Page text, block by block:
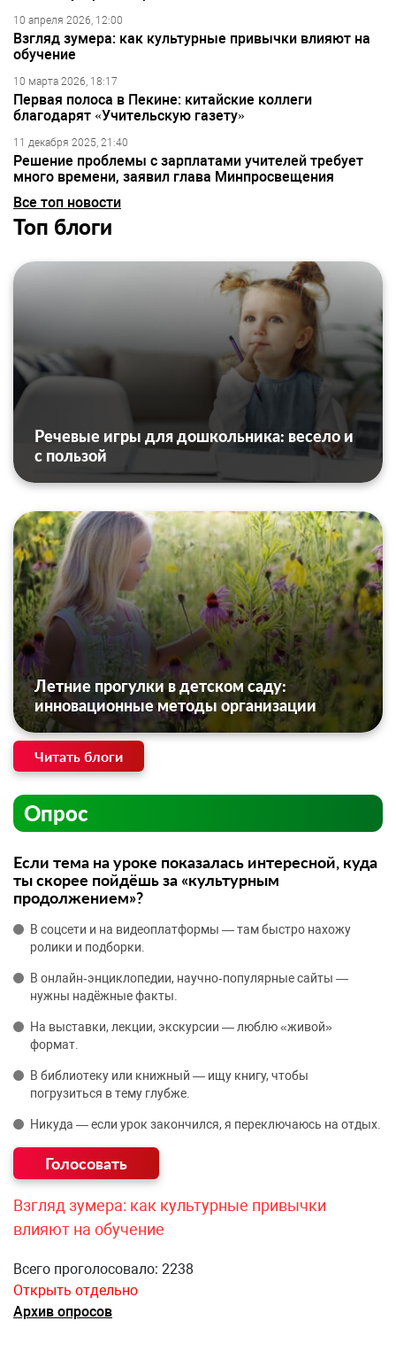
10 апреля 2026, 12:00
Взгляд зумера: как культурные привычки влияют на
обучение
10 марта 2026, 18:17
Первая полоса в Пекине: китайские коллеги
благодарят «Учительскую газету»
11 декабря 2025, 21:40
Решение проблемы с зарплатами учителей требует
много времени, заявил глава Минпросвещения
Все топ новости
Топ блоги
Речевые игры для дошкольника: весело и
с пользой
Летние прогулки в детском саду:
инновационные методы организации
Читать блоги
Опрос
Если тема на уроке показалась интересной, куда
ты скорее пойдёшь за «культурным
продолжением»?
В соцсети и на видеоплатформы — там быстро нахожу
ролики и подборки.
В онлайн‑энциклопедии, научно‑популярные сайты —
нужны надёжные факты.
На выставки, лекции, экскурсии — люблю «живой»
формат.
В библиотеку или книжный — ищу книгу, чтобы
погрузиться в тему глубже.
Никуда — если урок закончился, я переключаюсь на отдых.
Взгляд зумера: как культурные привычки
влияют на обучение
Всего проголосовало: 2238
Открыть отдельно
Архив опросов